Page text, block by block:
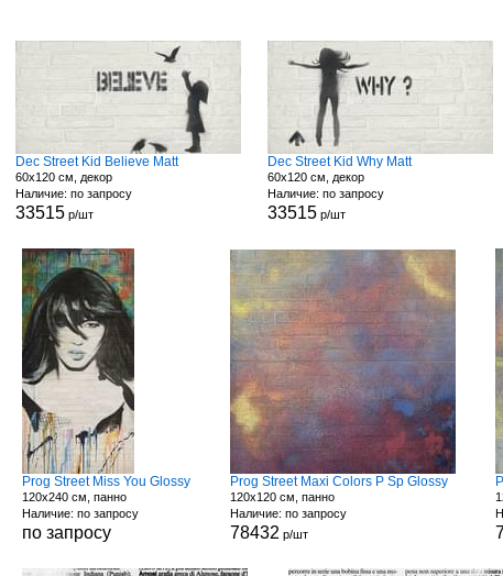
Dec Street Kid Believe Matt
60x120 см, декор
Наличие: по запросу
33515р/шт
Dec Street Kid Why Matt
60x120 см, декор
Наличие: по запросу
33515 р/шт
Prog Street Miss You Glossy
120x240 см, панно
Наличие: по запросу
по запросу
Prog Street Maxi Colors P Sp Glossy
120x120 см, панно
Наличие: по запросу
78432 р/шт